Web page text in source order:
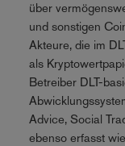
über
und sonstigen
Akteure, die im
als
Betreiber DLT-
Advice, Social
ebenso erfasst